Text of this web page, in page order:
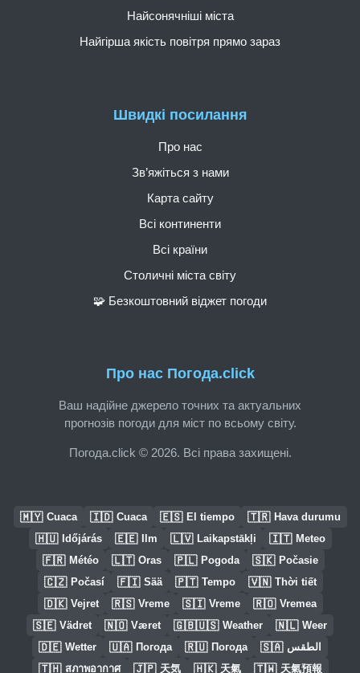
Про нас Погода.click
Ваш надійне джерело точних та актуальних
прогнозів погоди для міст по всьому світу.
Погода.click © 2026. Всі права захищені.
Швидкі посилання
Про нас
Зв’яжіться з нами
Карта сайту
Всі континенти
Всі країни
Столичні міста світу
🧩 Безкоштовний віджет погоди
Найсонячніші міста
Найгірша якість повітря прямо зараз
🇲🇾 Cuaca 🇮🇩 Cuaca 🇪🇸 El tiempo 🇹🇷 Hava durumu
🇭🇺 Időjárás 🇪🇪 Ilm 🇱🇻 Laikapstākļi 🇮🇹 Meteo
🇫🇷 Météo 🇱🇹 Oras 🇵🇱 Pogoda 🇸🇰 Počasie
🇨🇿 Počasí 🇫🇮 Sää 🇵🇹 Tempo 🇻🇳 Thời tiết
🇩🇰 Vejret 🇷🇸 Vreme 🇸🇮 Vreme 🇷🇴 Vremea
🇸🇪 Vädret 🇳🇴 Været 🇬🇧🇺🇸 Weather 🇳🇱 Weer
🇩🇪 Wetter 🇺🇦 Погода 🇷🇺 Погода 🇸🇦 الطقس
🇹🇭 สภาพอากาศ 🇯🇵 天気 🇭🇰 天氣 🇹🇼 天氣預報